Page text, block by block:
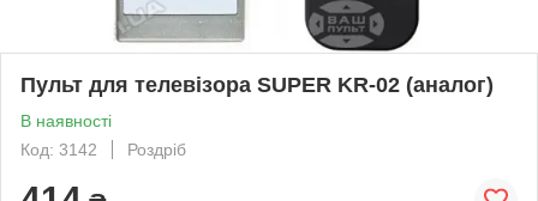
Пульт для телевізора SUPER KR-02 (аналог)
В наявності
Код: 3142
Роздріб